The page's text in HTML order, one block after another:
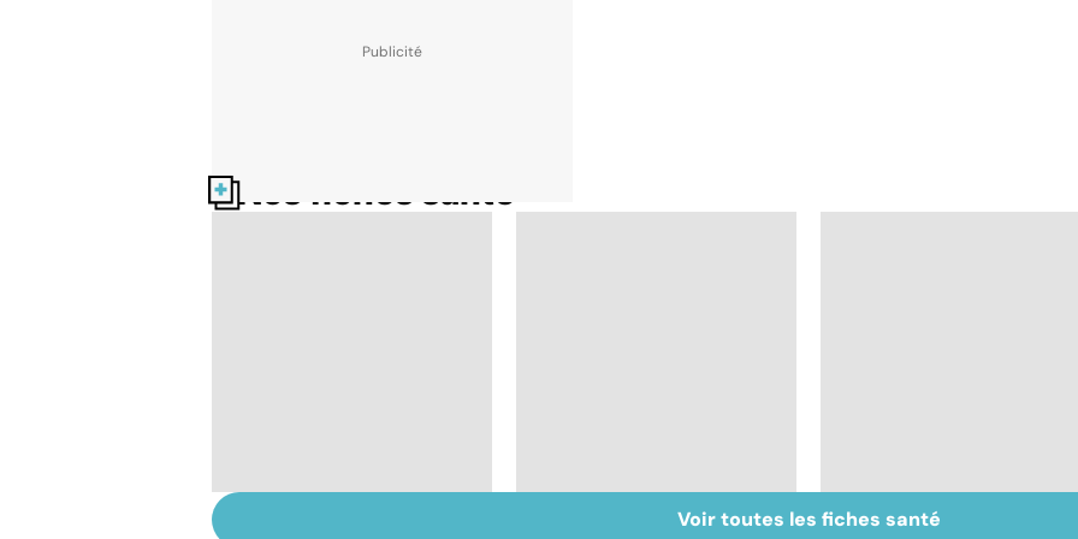
Nos fiches santé
Nécrose : quand les
Voir toutes les fiches santé